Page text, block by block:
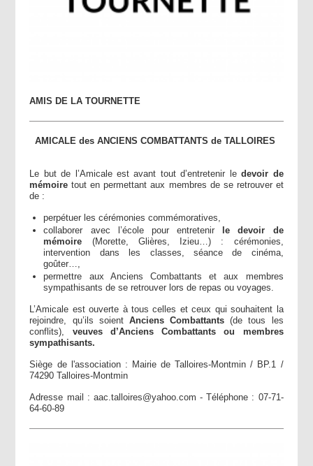
AMIS DE LA TOURNETTE
AMICALE des ANCIENS COMBATTANTS de TALLOIRES
Le but de l’Amicale est avant tout d’entretenir ledevoir de
mémoire tout en permettant aux membres de se retrouver et
de :
perpétuer les cérémonies commémoratives,
collaborer avec l’école pour entretenir
le devoir de
mémoire (Morette, Glières, Izieu…) : cérémonies,
intervention dans les classes, séance de cinéma,
goûter…,
permettre aux Anciens Combattants et aux membres
sympathisants de se retrouver lors de repas ou voyages.
L’Amicale est ouverte à tous celles et ceux qui souhaitent la
rejoindre, qu’ils soient Anciens Combattants(de tous les
conflits), veuves d’Anciens Combattants ou membres
sympathisants.
Siège de l'association : Mairie de Talloires-Montmin / BP.1 /
74290 Talloires-Montmin
Adresse mail : aac.talloires@yahoo.com - Téléphone : 07-71-
64-60-89